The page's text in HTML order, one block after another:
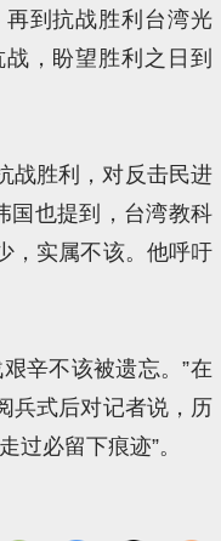
到抗战胜利台湾光
，盼望胜利之日到
战胜利，对反击民进
国也提到，台湾教科
，实属不该。他呼吁
辛不该被遗忘。”在
兵式后对记者说，历
过必留下痕迹”。